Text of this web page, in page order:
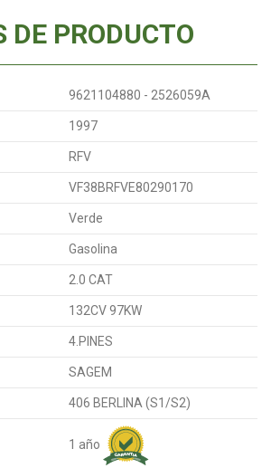
DE PRODUCTO
9621104880 - 2526059A
1997
RFV
VF38BRFVE80290170
Verde
Gasolina
2.0 CAT
132CV 97KW
4.PINES
SAGEM
406 BERLINA (S1/S2)
1 año